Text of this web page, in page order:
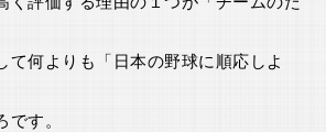
て何よりも「日本の野球に順応しよ
です。